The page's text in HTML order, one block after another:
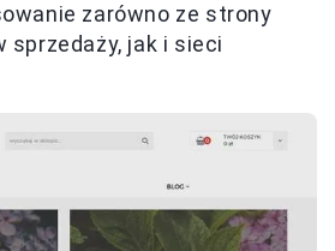
zarówno ze strony
sprzedaży, jak i sieci